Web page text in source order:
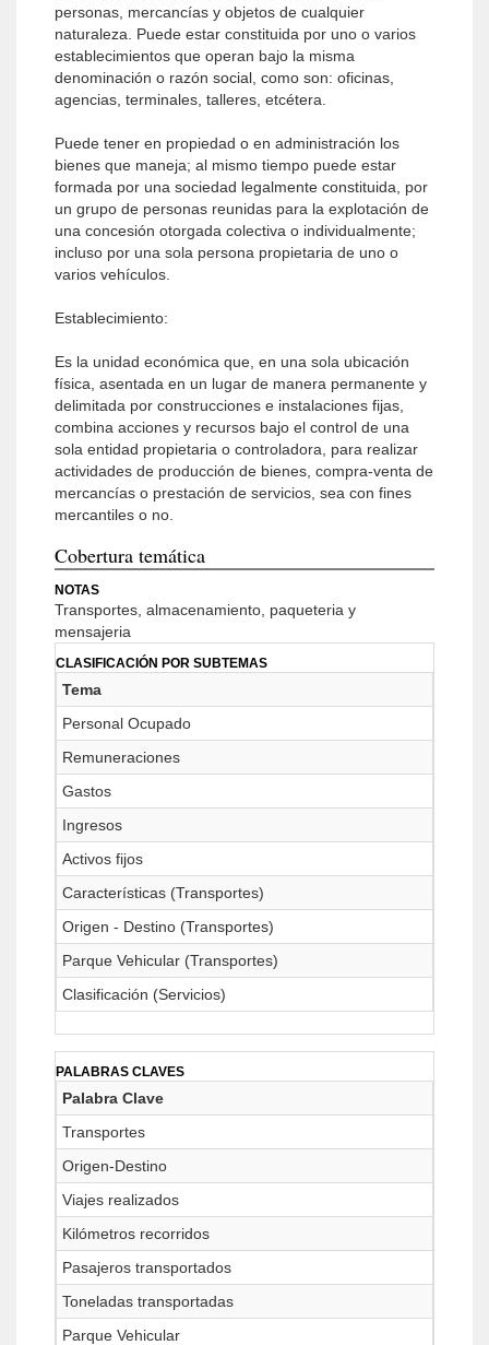
personas, mercancías y objetos de cualquier
naturaleza. Puede estar constituida por uno o varios
establecimientos que operan bajo la misma
denominación o razón social, como son: oficinas,
agencias, terminales, talleres, etcétera.
Puede tener en propiedad o en administración los
bienes que maneja; al mismo tiempo puede estar
formada por una sociedad legalmente constituida, por
un grupo de personas reunidas para la explotación de
una concesión otorgada colectiva o individualmente;
incluso por una sola persona propietaria de uno o
varios vehículos.
Establecimiento:
Es la unidad económica que, en una sola ubicación
física, asentada en un lugar de manera permanente y
delimitada por construcciones e instalaciones fijas,
combina acciones y recursos bajo el control de una
sola entidad propietaria o controladora, para realizar
actividades de producción de bienes, compra-venta de
mercancías o prestación de servicios, sea con fines
mercantiles o no.
Cobertura temática
NOTAS
Transportes, almacenamiento, paqueteria y
mensajeria
CLASIFICACIÓN POR SUBTEMAS
Tema
Personal Ocupado
Remuneraciones
Gastos
Ingresos
Activos fijos
Características (Transportes)
Origen - Destino (Transportes)
Parque Vehicular (Transportes)
Clasificación (Servicios)
PALABRAS CLAVES
Palabra Clave
Transportes
Origen-Destino
Viajes realizados
Kilómetros recorridos
Pasajeros transportados
Toneladas transportadas
Parque Vehicular